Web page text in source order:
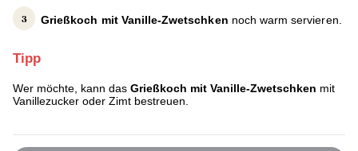
Grießkoch mit Vanille-Zwetschken noch warm servieren.
Tipp
Wer möchte, kann das Grießkoch mit Vanille-Zwetschken mit
Vanillezucker oder Zimt bestreuen.